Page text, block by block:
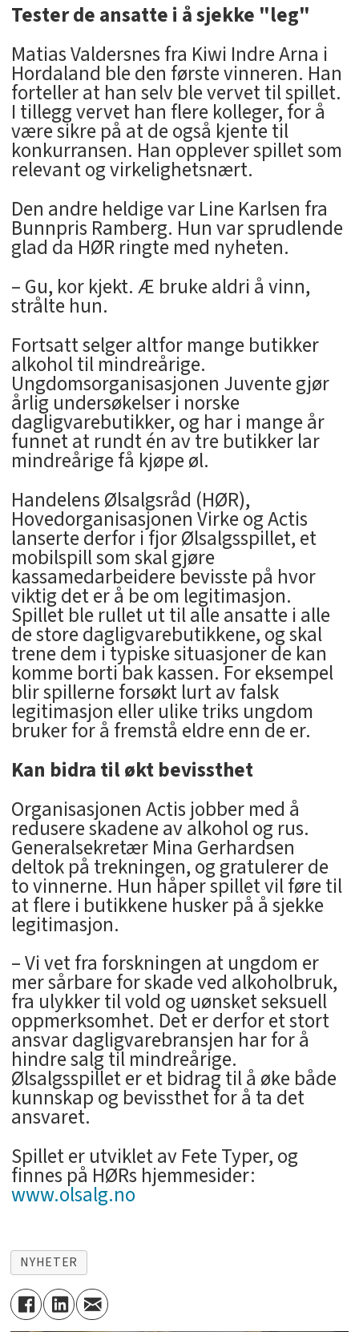
Tester de ansatte i å sjekke "leg"
Matias Valdersnes fra Kiwi Indre Arna i
Hordaland ble den første vinneren. Han
forteller at han selv ble vervet til spillet.
I tillegg vervet han flere kolleger, for å
være sikre på at de også kjente til
konkurransen. Han opplever spillet som
relevant og virkelighetsnært.
Den andre heldige var Line Karlsen fra
Bunnpris Ramberg. Hun var sprudlende
glad da HØR ringte med nyheten.
– Gu, kor kjekt. Æ bruke aldri å vinn,
strålte hun.
Fortsatt selger altfor mange butikker
alkohol til mindreårige.
Ungdomsorganisasjonen Juvente gjør
årlig undersøkelser i norske
dagligvarebutikker, og har i mange år
funnet at rundt én av tre butikker lar
mindreårige få kjøpe øl.
Handelens Ølsalgsråd (HØR),
Hovedorganisasjonen Virke og Actis
lanserte derfor i fjor Ølsalgsspillet, et
mobilspill som skal gjøre
kassamedarbeidere bevisste på hvor
viktig det er å be om legitimasjon.
Spillet ble rullet ut til alle ansatte i alle
de store dagligvarebutikkene, og skal
trene dem i typiske situasjoner de kan
komme borti bak kassen. For eksempel
blir spillerne forsøkt lurt av falsk
legitimasjon eller ulike triks ungdom
bruker for å fremstå eldre enn de er.
Kan bidra til økt bevissthet
Organisasjonen Actis jobber med å
redusere skadene av alkohol og rus.
Generalsekretær Mina Gerhardsen
deltok på trekningen, og gratulerer de
to vinnerne. Hun håper spillet vil føre til
at flere i butikkene husker på å sjekke
legitimasjon.
– Vi vet fra forskningen at ungdom er
mer sårbare for skade ved alkoholbruk,
fra ulykker til vold og uønsket seksuell
oppmerksomhet. Det er derfor et stort
ansvar dagligvarebransjen har for å
hindre salg til mindreårige.
Ølsalgsspillet er et bidrag til å øke både
kunnskap og bevissthet for å ta det
ansvaret.
Spillet er utviklet av Fete Typer, og
finnes på HØRs hjemmesider:
www.olsalg.no
NYHETER